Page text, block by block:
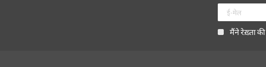
मैंने रेख़्ता की